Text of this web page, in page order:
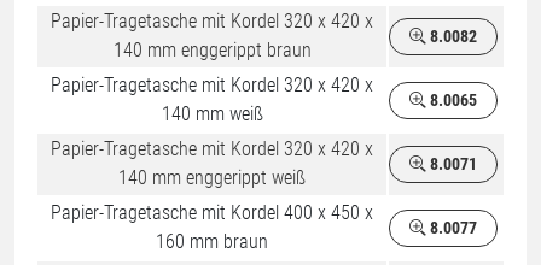
Papier-Tragetasche mit Kordel 320 x 420 x
140 mm enggerippt braun
8.0082
Papier-Tragetasche mit Kordel 320 x 420 x
140 mm weiß
8.0065
Papier-Tragetasche mit Kordel 320 x 420 x
140 mm enggerippt weiß
8.0071
Papier-Tragetasche mit Kordel 400 x 450 x
160 mm braun
8.0077